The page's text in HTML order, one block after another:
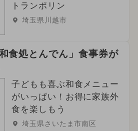
トランポリン
埼玉県川越市
食処とんでん」食事券が
子どもも喜ぶ和食メニュー
がいっぱい！お得に家族外
食を楽しもう
埼玉県さいたま市南区